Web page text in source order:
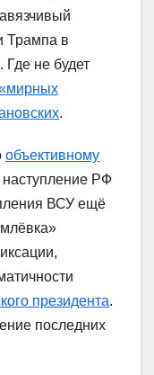
Трампа в
Где не будет
.
объективному
наступление РФ
ВСУ ещё
президента.
последних